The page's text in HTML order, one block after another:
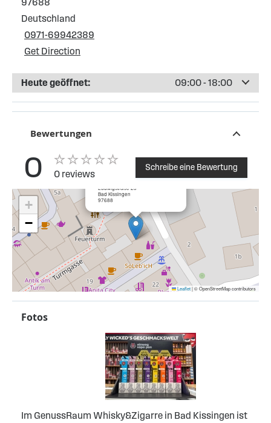
97688
Deutschland
0971-69942389
Get Direction
Heute geöffnet: 09:00 - 18:00
Bewertungen
0 0 reviews
Schreibe eine Bewertung
Ludwigstraße 23
Bad Kissingen
97688
×
+
−
Leaflet|© OpenStreetMap contributors
Fotos
Im GenussRaum Whisky&Zigarre in Bad Kissingen ist